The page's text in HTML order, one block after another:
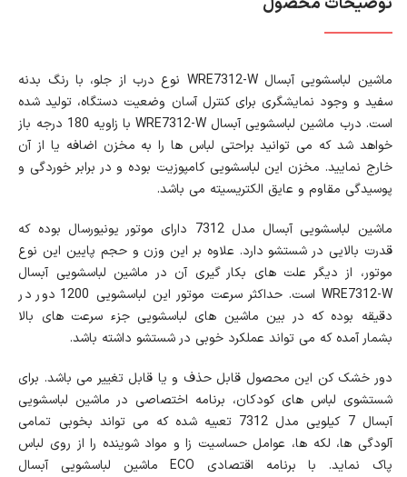
ماشین لباسشویی آبسال WRE7312-W نوع درب از جلو، با رنگ بدنه
سفید و وجود نمایشگری برای کنترل آسان وضعیت دستگاه، تولید شده
است. درب ماشین لباسشویی آبسال WRE7312-W با زاویه 180 درجه باز
خواهد شد که می توانید براحتی لباس ها را به مخزن اضافه یا از آن
خارج نمایید. مخزن این لباسشویی کامپوزیت بوده و در برابر خوردگی و
پوسیدگی مقاوم و عایق الکتریسیته می باشد.
ماشین لباسشویی آبسال مدل 7312 دارای موتور یونیورسال بوده که
قدرت بالایی در شستشو دارد. علاوه بر این وزن و حجم پایین این نوع
موتور، از دیگر علت های بکار گیری آن در ماشین لباسشویی آبسال
WRE7312-W است. حداکثر سرعت موتور این لباسشویی 1200 دور در
دقیقه بوده که در بین ماشین های لباسشویی جزء سرعت های بالا
بشمار آمده که می تواند عملکرد خوبی در شستشو داشته باشد.
دور خشک کن این محصول قابل حذف و یا قابل تغییر می باشد. برای
شستشوی لباس های کودکان، برنامه اختصاصی در ماشین لباسشویی
آبسال 7 کیلویی مدل 7312 تعبیه شده که می تواند بخوبی تمامی
آلودگی ها، لکه ها، عوامل حساسیت زا و مواد شوینده را از روی لباس
پاک نماید. با برنامه اقتصادی ECO ماشین لباسشویی آبسال